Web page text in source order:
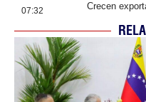
07:32 Crecen